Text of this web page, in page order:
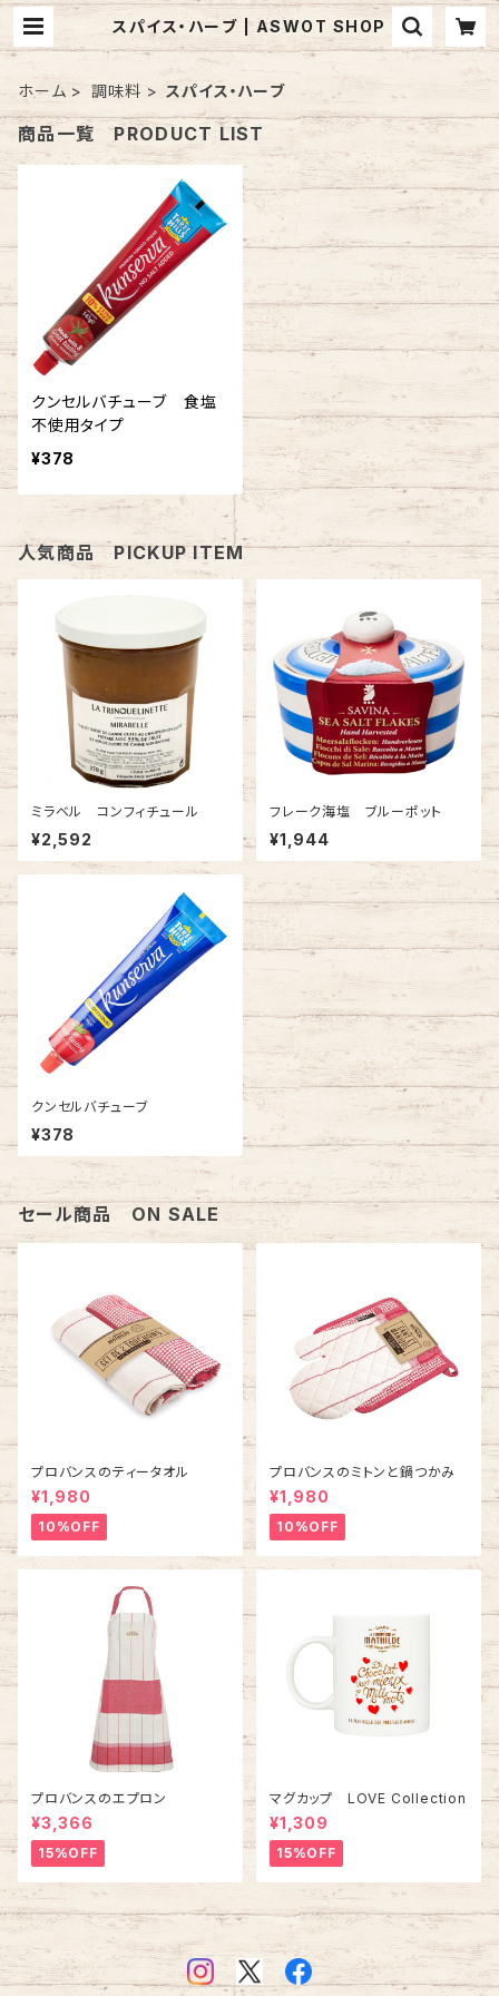
スパイス・ハーブ | ASWOT SHOP
ホーム 調味料 スパイス・ハーブ
商品一覧 PRODUCT LIST
クンセルバチューブ 食塩
不使用タイプ
¥378
人気商品 PICKUP ITEM
ミラベル コンフィチュール
¥2,592
フレーク海塩 ブルーポット
¥1,944
クンセルバチューブ
¥378
セール商品 ON SALE
プロバンスのティータオル
¥1,980
10%OFF
プロバンスのミトンと鍋つかみ
¥1,980
10%OFF
プロバンスのエプロン
¥3,366
15%OFF
マグカップ LOVE Collection
¥1,309
15%OFF